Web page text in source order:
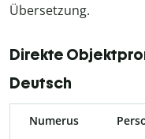
Übersetzung.
Direkte
Deutsch
Numerus